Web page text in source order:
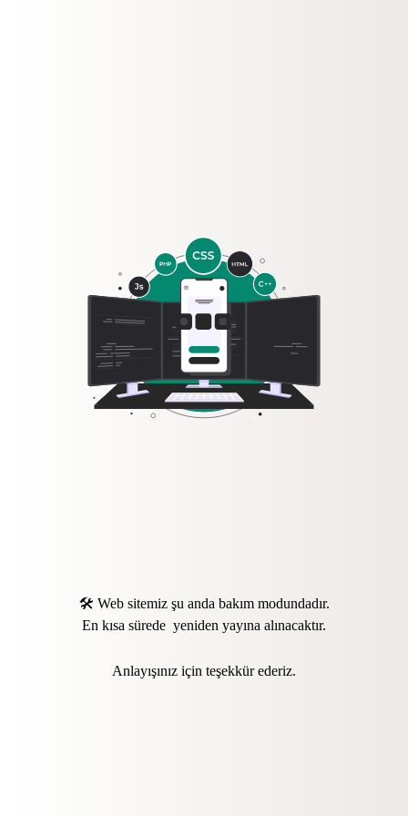
🛠️ Web sitemiz şu anda bakım modundadır.
En kısa sürede yeniden yayına alınacaktır.
Anlayışınız için teşekkür ederiz.